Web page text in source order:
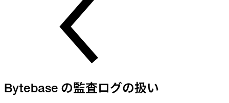
Liquibase
Bytebase の監査ログの扱い